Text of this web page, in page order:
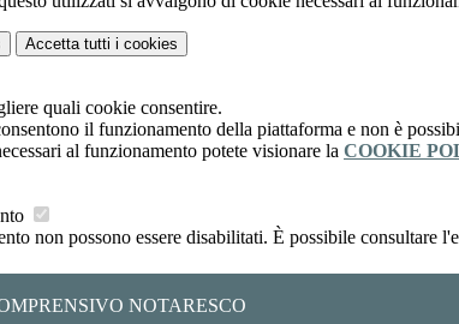
Accetta tutti i cookies
quali cookie consentire.
il funzionamento della piattaforma e non è
al funzionamento potete visionare la COOKIE
non possono essere disabilitati. È possibile consultare
NOTARESCO